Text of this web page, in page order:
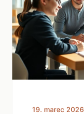
19. marec 2026